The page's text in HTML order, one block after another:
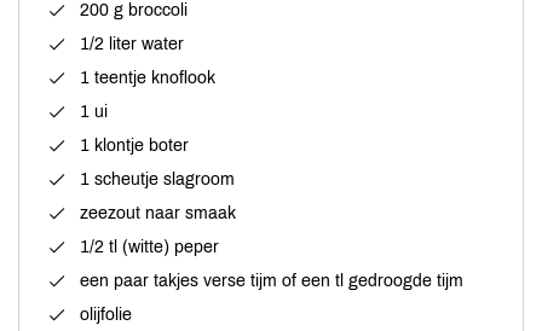
200 g broccoli
1/2 liter water
1 teentje knoflook
1 ui
1 klontje boter
1 scheutje slagroom
zeezout naar smaak
1/2 tl (witte) peper
een paar takjes verse tijm of een tl gedroogde tijm
olijfolie